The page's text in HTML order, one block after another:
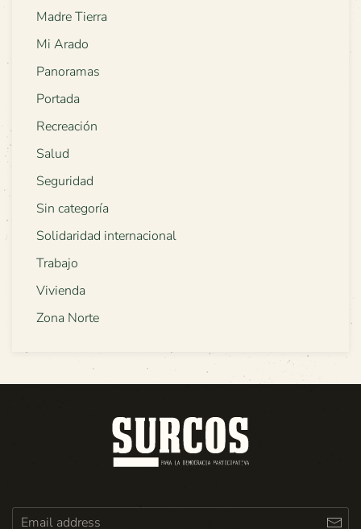
Madre Tierra
Mi Arado
Panoramas
Portada
Recreación
Salud
Seguridad
Sin categoría
Solidaridad internacional
Trabajo
Vivienda
Zona Norte